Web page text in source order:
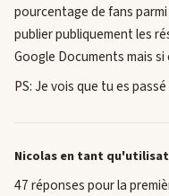
pourcentage de fans
publier publiquement les
Google Documents mais
PS: Je vois que tu es
Nicolas en tant
47 réponses pour la